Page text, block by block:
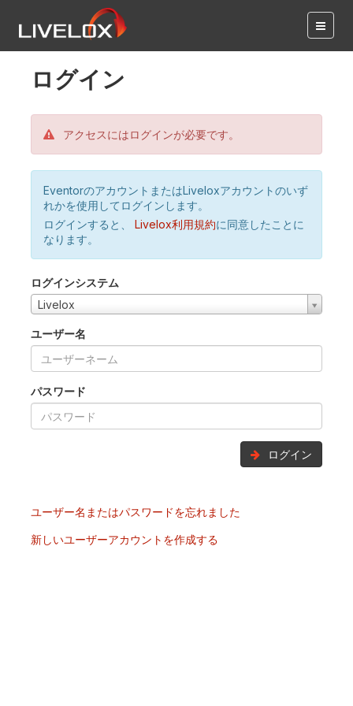
ログイン
アクセスにはログインが必要です。
EventorのアカウントまたはLiveloxアカウントのいず
れかを使用してログインします。
ログインすると、
Livelox利用規約に同意したことに
なります。
ログインシステム
Livelox
ユーザー名
パスワード
ログイン
ユーザー名またはパスワードを忘れました
新しいユーザーアカウントを作成する